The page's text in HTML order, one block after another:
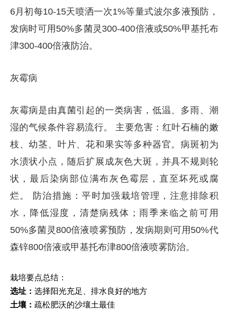
6月初每10-15天喷洒一次1%等量式波尔多液预防，
发病时可用50%多菌灵300-400倍液或50%甲基托布
津300-400倍液防治。
灰霉病
灰霉病是由真菌引起的一类病害，低温、多雨、潮
湿的气候条件容易流行。 主要危害：红叶石楠的嫩
枝、幼茎、叶片、花和果实等多种器官。病斑初为
水渍状小点，随后扩展成灰色大斑，并具不规则轮
状，最后染病部位满布灰色霉层，直至坏死或腐
烂。 防治措施：平时加强栽培管理，注意排除积
水，降低湿度，清楚病残体；雨季来临之前可用
50%多菌灵800倍液喷雾预防，发病期则可用50%代
森锌800倍液或甲基托布津800倍液喷雾防治。
栽培要点总结：
选址： 选择阳光充足、排水良好的地方
土壤： 疏松肥沃的沙壤土最佳